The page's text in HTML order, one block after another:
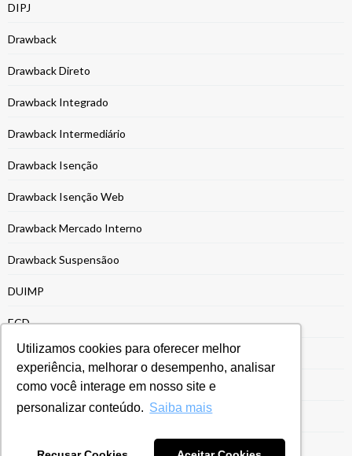
Utilizamos cookies para oferecer melhor
experiência, melhorar o desempenho, analisar
como você interage em nosso site e
personalizar conteúdo. Saiba mais
DIPJ
Drawback
Drawback Direto
Drawback Integrado
Drawback Intermediário
Drawback Isenção
Drawback Isenção Web
Drawback Mercado Interno
Drawback Suspensãoo
DUIMP
ECD
ECF
EFD-REINF
Energia e Recursos Naturais
Entrega da ECF